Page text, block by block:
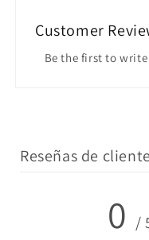
Customer
Be the first to
Reseñas de
0 /